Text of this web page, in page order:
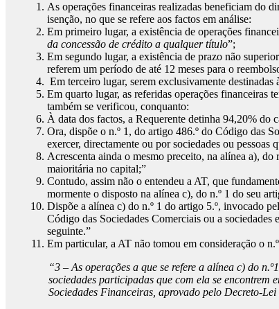
As operações financeiras realizadas beneficiam do
isenção, no que se refere aos factos em análise:
Em primeiro lugar, a existência de operações
da concessão de crédito a qualquer título”;
Em segundo lugar, a existência de prazo não
referem um período de até 12 meses para o
Em terceiro lugar, serem exclusivamente
Em quarto lugar, as referidas operações financeiras
também se verificou, conquanto:
À data dos factos, a Requerente detinha 94,20%
Ora, dispõe o n.º 1, do artigo 486.º do Código das
exercer, directamente ou por sociedades ou
Acrescenta ainda o mesmo preceito, na alínea a),
maioritária no capital;”
Contudo, assim não o entendeu a AT, que
mormente o disposto na alínea c), do n.º 1 do seu
Dispõe a alínea c) do n.º 1 do artigo 5.º, invocado
Código das Sociedades Comerciais ou a
seguinte.”
Em particular, a AT não tomou em consideração o
“3 – As operações a que se refere a alínea c) do
sociedades participadas que com ela se
Sociedades Financeiras, aprovado pelo Decreto-Lei